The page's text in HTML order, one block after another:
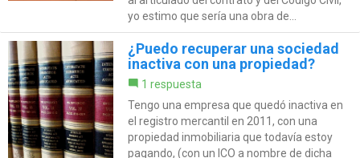
yo estimo que sería una obra de...
¿Puedo recuperar una sociedad
inactiva con una propiedad?
1 respuesta
Tengo una empresa que quedó inactiva en
el registro mercantil en 2011, con una
propiedad inmobiliaria que todavía estoy
pagando, (con un ICO a nombre de dicha